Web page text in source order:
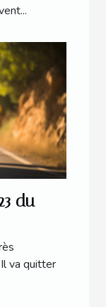
du
va quitter